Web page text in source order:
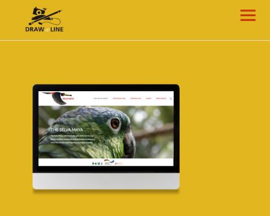
Draw-a-Line Grafik- und Web-Design